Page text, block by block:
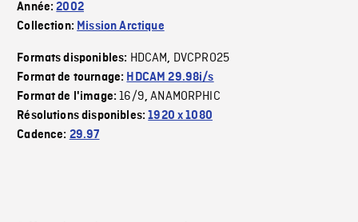
Année:2002
Collection: Mission Arctique
Formats disponibles: HDCAM, DVCPRO25
Format de tournage: HDCAM 29.98i/s
Format de l'image:16/9,ANAMORPHIC
Résolutions disponibles:1920 x 1080
Cadence: 29.97